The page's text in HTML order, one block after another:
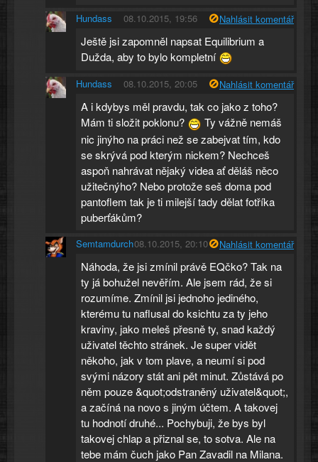
Hundass 08.10.2015, 19:56 Nahlásit komentář
Ještě jsi zapomněl napsat Equilibrium a
Dužda, aby to bylo kompletní
Hundass 08.10.2015, 20:05 Nahlásit komentář
A i kdybys měl pravdu, tak co jako z toho?
Mám ti složit poklonu?
Ty vážně nemáš
nic jinýho na práci než se zabejvat tím, kdo
se skrývá pod kterým nickem? Nechceš
aspoň nahrávat nějaký videa ať děláš něco
užitečnýho? Nebo protože seš doma pod
pantoflem tak je ti milejší tady dělat fotříka
puberťákům?
Semtamdurch08.10.2015, 20:10 Nahlásit komentář
Náhoda, že jsi zmínil právě EQčko? Tak na
ty já bohužel nevěřím. Ale jsem rád, že si
rozumíme. Zmínil jsi jednoho jediného,
kterému tu naflusal do ksichtu za ty jeho
kraviny, jako meleš přesně ty, snad každý
uživatel těchto stránek. Je super vidět
někoho, jak v tom plave, a neumí si pod
svými názory stát ani pět minut. Zůstává po
něm pouze &quot;odstraněný uživatel&quot;,
a začíná na novo s jiným účtem. A takovej
tu hodnotí druhé... Pochybuji, že bys byl
takovej chlap a přiznal se, to sotva. Ale na
tebe mám čuch jako Pan Zavadil na Milana.